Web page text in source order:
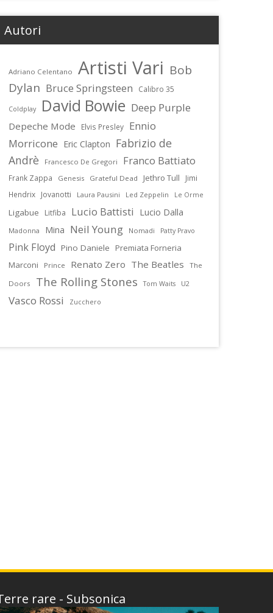
Autori
Adriano Celentano Artisti Vari Bob
Dylan Bruce Springsteen Calibro 35
Coldplay David Bowie Deep Purple
Depeche Mode Elvis Presley
Ennio
Morricone Eric Clapton Fabrizio de
Andrè
Francesco De Gregori Franco Battiato
Frank Zappa Genesis Grateful Dead Jethro Tull
Jimi
Hendrix
Jovanotti Laura Pausini Led Zeppelin Le Orme
Ligabue Litfiba Lucio Battisti Lucio Dalla
Madonna Mina Neil Young Nomadi Patty Pravo
Pink Floyd Pino Daniele
Premiata Forneria
Marconi
Prince Renato Zero The Beatles
The
Doors
The Rolling Stones Tom Waits U2
Vasco Rossi Zucchero
rare - Subsonica